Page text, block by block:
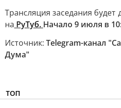
Трансляция заседания будет
на РуТуб. Начало 9 июля в
Источник: Telegram-канал
Дума"
ТОП